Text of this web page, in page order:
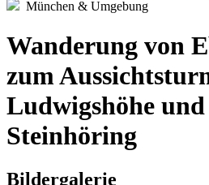
München & Umgebung
Wanderung von
zum
Ludwigshöhe
Steinhöring
Bildergalerie